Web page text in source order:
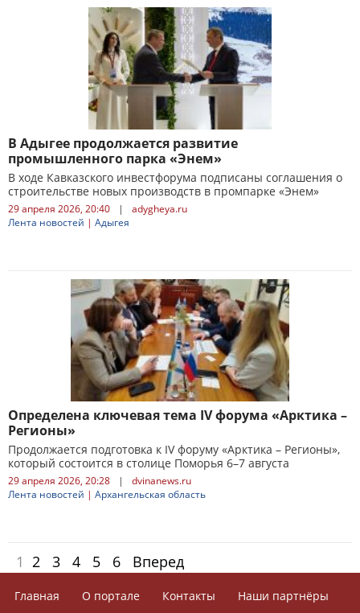
В Адыгее продолжается развитие
промышленного парка «Энем»
В ходе Кавказского инвестфорума подписаны соглашения о
строительстве новых производств в промпарке «Энем»
29 апреля 2026, 20:40 |
adygheya.ru
Лента новостей | Адыгея
Определена ключевая тема IV форума «Арктика –
Регионы»
Продолжается подготовка к IV форуму «Арктика – Регионы»,
который состоится в столице Поморья 6–7 августа
29 апреля 2026, 20:28 |
dvinanews.ru
Лента новостей | Архангельская область
1 2 3 4 5 6 Вперед
Главная О портале Контакты Наши партнёры